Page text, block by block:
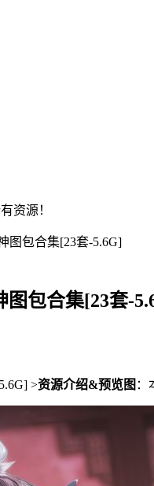
资源！
图包合集[23套-5.6G]
包合集[23套-
>资源介绍&预览图 ：